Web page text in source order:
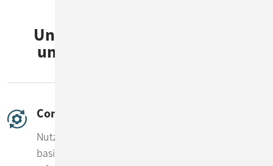
Unsere KI-Lösungen: Smart
und direkt startklar für Ihr
ConSol RAG
Nutzen Sie Ihre Datenschätze mit Hilfe von KI-
basierten Applikationen – und bringen Sie die